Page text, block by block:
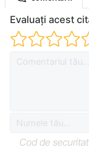
Evaluați acest
Cod de